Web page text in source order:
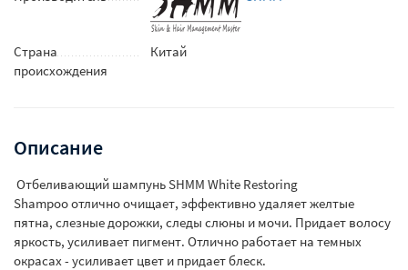
Страна
происхождения
Китай
Описание
Отбеливающий шампунь SHMM White Restoring
Shampoo отлично очищает, эффективно удаляет желтые
пятна, слезные дорожки, следы слюны и мочи. Придает волосу
яркость, усиливает пигмент. Отлично работает на темных
окрасах - усиливает цвет и придает блеск.